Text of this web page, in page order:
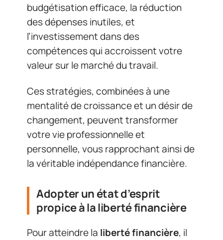
budgétisation efficace, la réduction
des dépenses inutiles, et
l’investissement dans des
compétences qui accroissent votre
valeur sur le marché du travail.
Ces stratégies, combinées à une
mentalité de croissance et un désir de
changement, peuvent transformer
votre vie professionnelle et
personnelle, vous rapprochant ainsi de
la véritable indépendance financière.
Adopter un état d’esprit
propice à la liberté financière
Pour atteindre la liberté financière, il